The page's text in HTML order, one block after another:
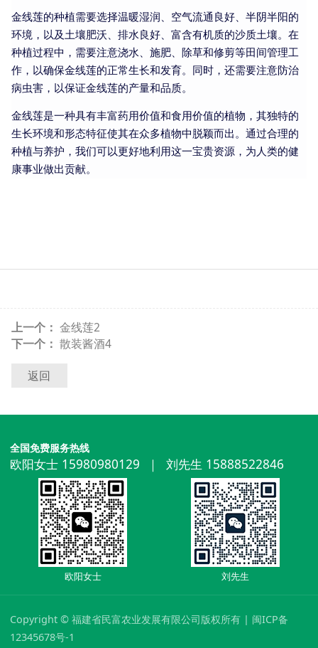
金线莲的种植需要选择温暖湿润、空气流通良好、半阴半阳的
环境，以及土壤肥沃、排水良好、富含有机质的沙质土壤。在
种植过程中，需要注意浇水、施肥、除草和修剪等田间管理工
作，以确保金线莲的正常生长和发育。同时，还需要注意防治
病虫害，以保证金线莲的产量和品质。
金线莲是一种具有丰富药用价值和食用价值的植物，其独特的
生长环境和形态特征使其在众多植物中脱颖而出。通过合理的
种植与养护，我们可以更好地利用这一宝贵资源，为人类的健
康事业做出贡献。
上一个： 金线莲2
下一个： 散装酱酒4
返回
全国免费服务热线
欧阳女士 15980980129 ｜ 刘先生 15888522846
欧阳女士 刘先生
Copyright © 福建省民富农业发展有限公司版权所有 | 闽ICP备
12345678号-1